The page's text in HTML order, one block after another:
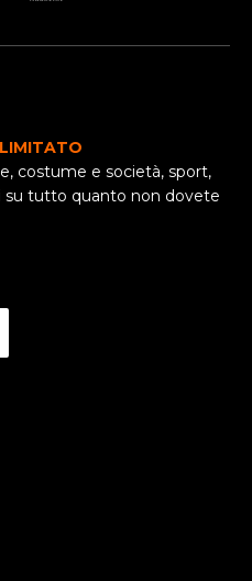
costume e società, sport,
tutto quanto non dovete